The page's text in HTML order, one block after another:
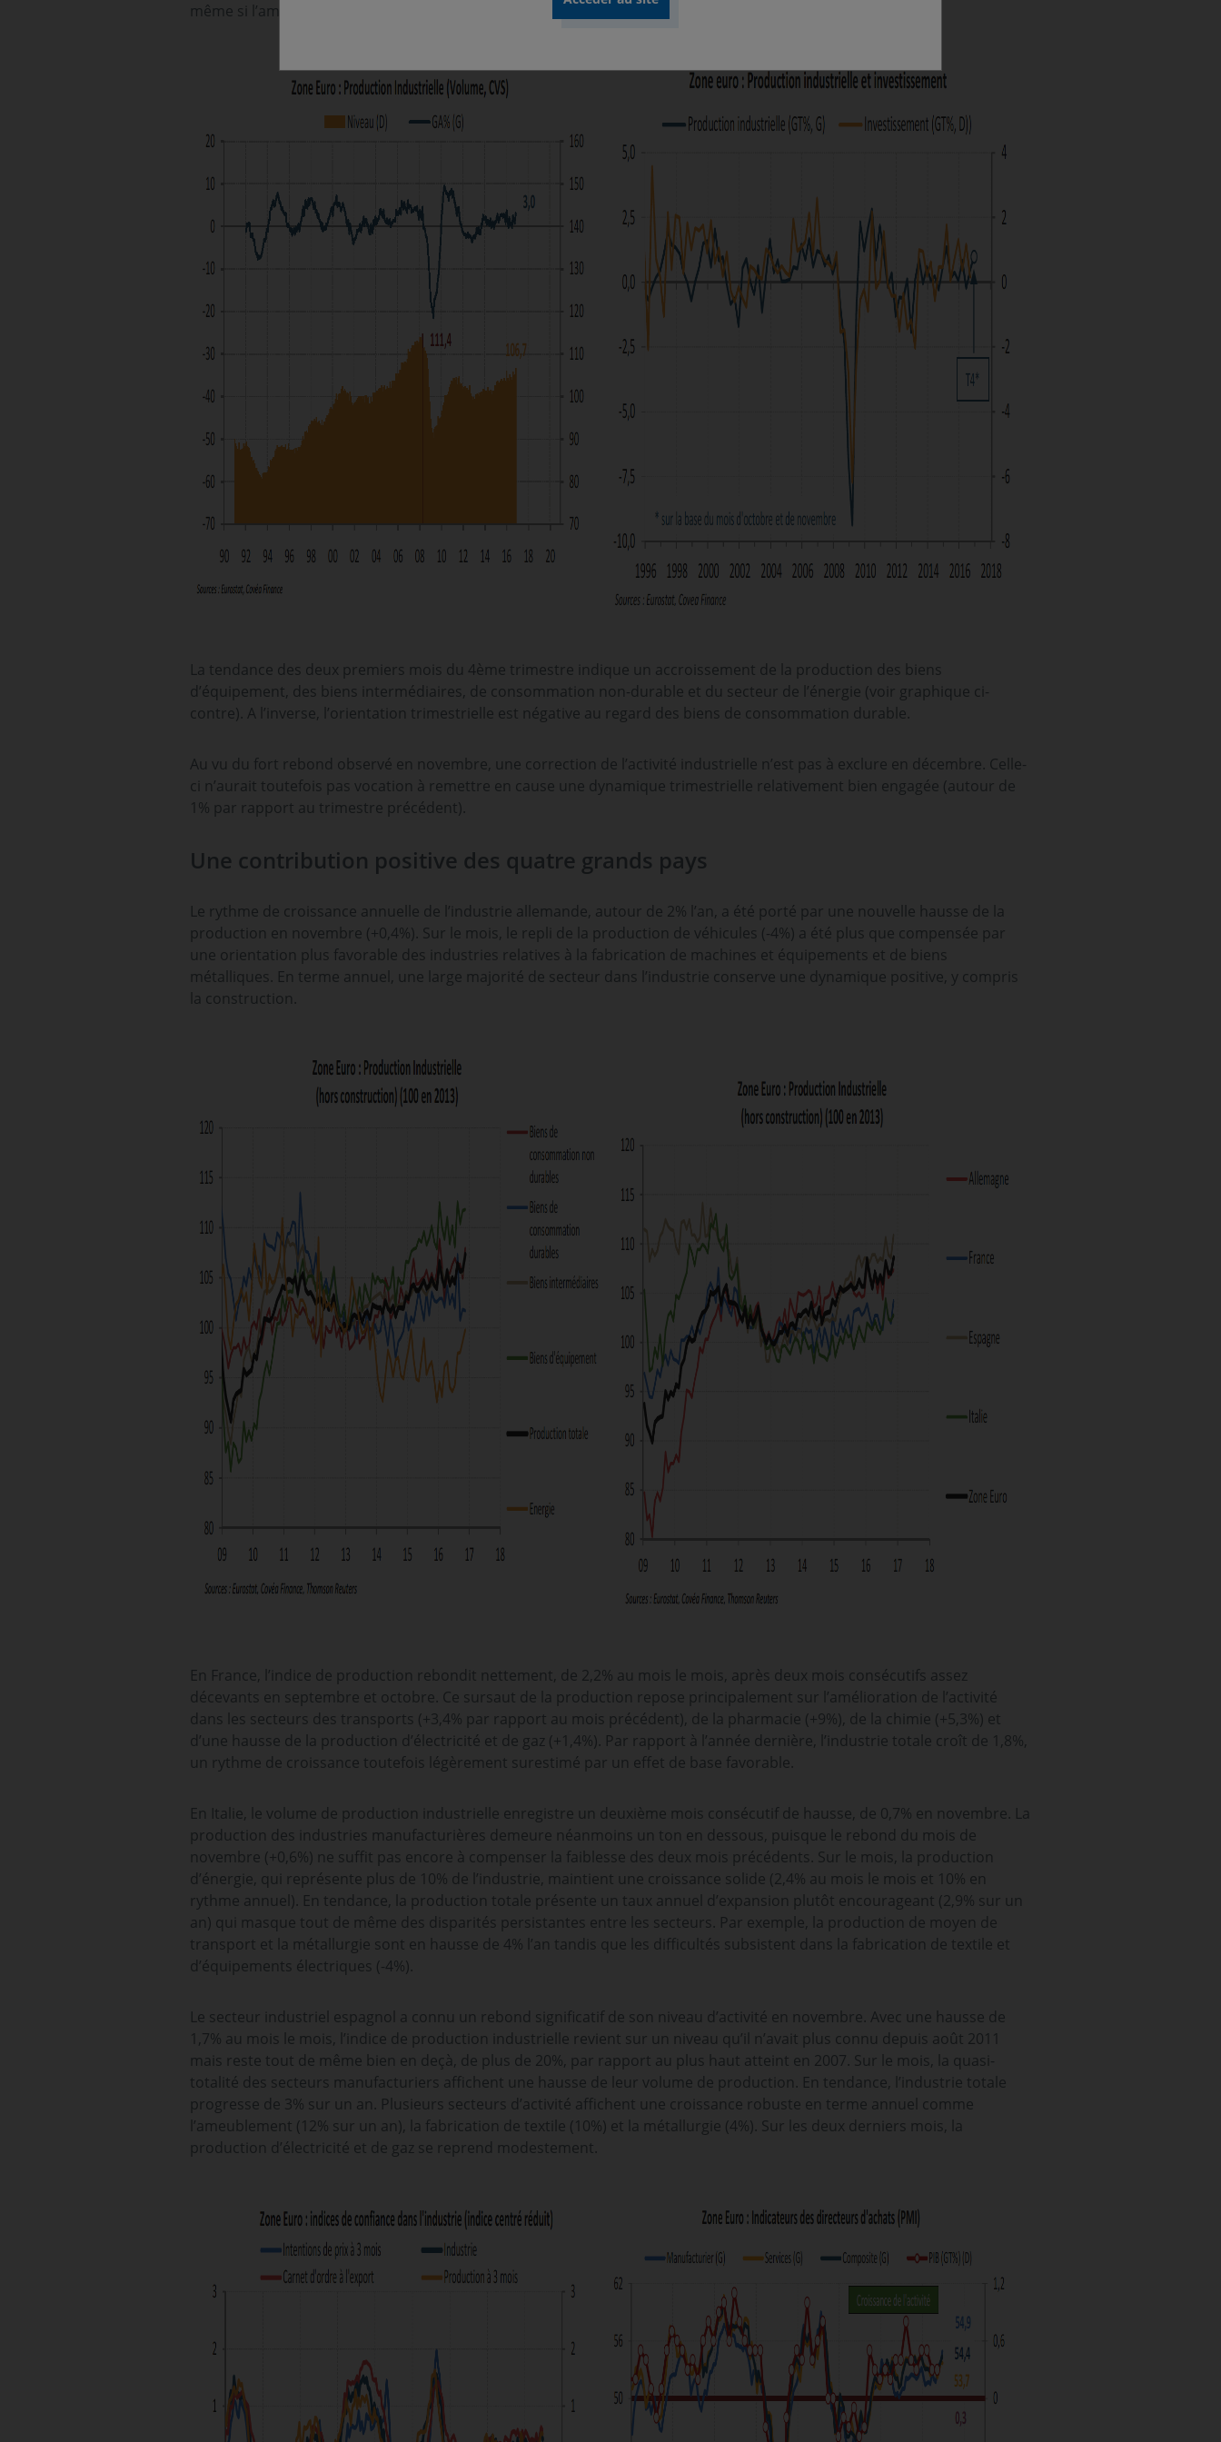
même si l’ampleur de celle-ci devrait restée modérée (voir graphique ci-contre).
La tendance des deux premiers mois du 4ème trimestre indique un accroissement de la production des biens
d’équipement, des biens intermédiaires, de consommation non-durable et du secteur de l’énergie (voir graphique ci-
contre). A l’inverse, l’orientation trimestrielle est négative au regard des biens de consommation durable.
Au vu du fort rebond observé en novembre, une correction de l’activité industrielle n’est pas à exclure en décembre. Celle-
ci n’aurait toutefois pas vocation à remettre en cause une dynamique trimestrielle relativement bien engagée (autour de
1% par rapport au trimestre précédent).
Une contribution positive des quatre grands pays
Le rythme de croissance annuelle de l’industrie allemande, autour de 2% l’an, a été porté par une nouvelle hausse de la
production en novembre (+0,4%). Sur le mois, le repli de la production de véhicules (-4%) a été plus que compensée par
une orientation plus favorable des industries relatives à la fabrication de machines et équipements et de biens
métalliques. En terme annuel, une large majorité de secteur dans l’industrie conserve une dynamique positive, y compris
la construction.
En France, l’indice de production rebondit nettement, de 2,2% au mois le mois, après deux mois consécutifs assez
décevants en septembre et octobre. Ce sursaut de la production repose principalement sur l’amélioration de l’activité
dans les secteurs des transports (+3,4% par rapport au mois précédent), de la pharmacie (+9%), de la chimie (+5,3%) et
d’une hausse de la production d’électricité et de gaz (+1,4%). Par rapport à l’année dernière, l’industrie totale croît de 1,8%,
un rythme de croissance toutefois légèrement surestimé par un effet de base favorable.
En Italie, le volume de production industrielle enregistre un deuxième mois consécutif de hausse, de 0,7% en novembre. La
production des industries manufacturières demeure néanmoins un ton en dessous, puisque le rebond du mois de
novembre (+0,6%) ne suffit pas encore à compenser la faiblesse des deux mois précédents. Sur le mois, la production
d’énergie, qui représente plus de 10% de l’industrie, maintient une croissance solide (2,4% au mois le mois et 10% en
rythme annuel). En tendance, la production totale présente un taux annuel d’expansion plutôt encourageant (2,9% sur un
an) qui masque tout de même des disparités persistantes entre les secteurs. Par exemple, la production de moyen de
transport et la métallurgie sont en hausse de 4% l’an tandis que les difficultés subsistent dans la fabrication de textile et
d’équipements électriques (-4%).
Le secteur industriel espagnol a connu un rebond significatif de son niveau d’activité en novembre. Avec une hausse de
1,7% au mois le mois, l’indice de production industrielle revient sur un niveau qu’il n’avait plus connu depuis août 2011
mais reste tout de même bien en deçà, de plus de 20%, par rapport au plus haut atteint en 2007. Sur le mois, la quasi-
totalité des secteurs manufacturiers affichent une hausse de leur volume de production. En tendance, l’industrie totale
progresse de 3% sur un an. Plusieurs secteurs d’activité affichent une croissance robuste en terme annuel comme
l’ameublement (12% sur un an), la fabrication de textile (10%) et la métallurgie (4%). Sur les deux derniers mois, la
production d’électricité et de gaz se reprend modestement.